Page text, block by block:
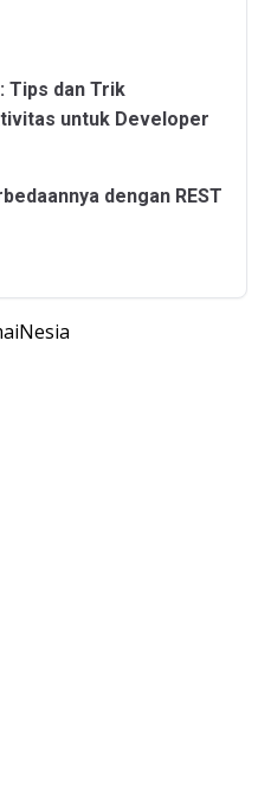
Tips dan Trik
untuk Developer
dengan REST